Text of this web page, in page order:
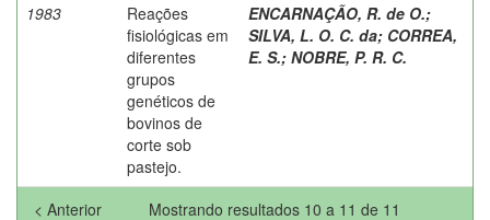
1983
Reações
fisiológicas em
diferentes
grupos
genéticos de
bovinos de
corte sob
pastejo.
ENCARNAÇÃO, R. de O.;
SILVA, L. O. C. da; CORREA,
E. S.; NOBRE, P. R. C.
Mostrando resultados 10 a 11 de 11
< Anterior